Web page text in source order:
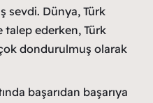
sevdi. Dünya, Türk
talep ederken, Türk
dondurulmuş olarak
başarıdan başarıya